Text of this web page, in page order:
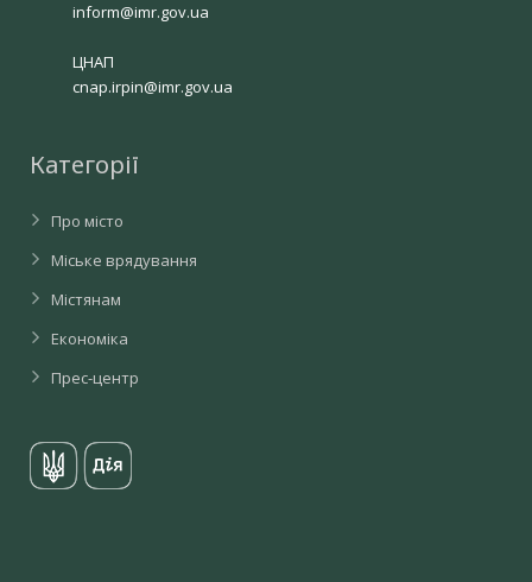
inform@imr.gov.ua
ЦНАП
cnap.irpin@imr.gov.ua
Категорії
Про місто
Міське врядування
Містянам
Економіка
Прес-центр